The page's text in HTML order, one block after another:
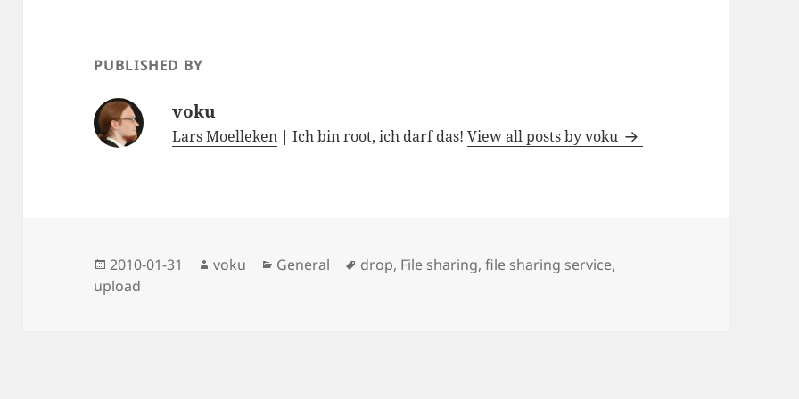
PUBLISHED BY
voku
Lars Moelleken | Ich bin root, ich darf das!View all posts by voku
Posted
on
2010-01-31 Author
voku Categories
General Tags
drop, File sharing,file sharing service,
upload